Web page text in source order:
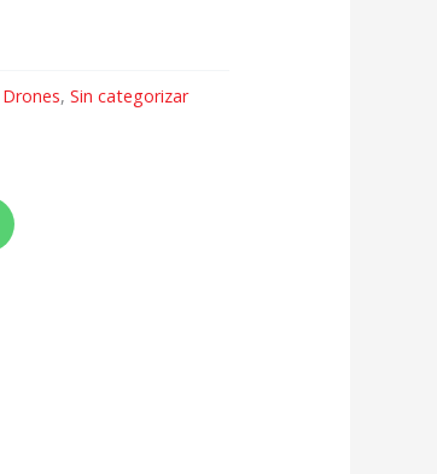
Drones, Sin categorizar